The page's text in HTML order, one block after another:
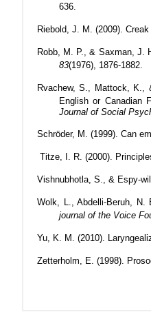
636.
Riebold, J. M. (2009).
Robb, M. P., & Saxman, J.
83(1976), 1876-1882.
Rvachew, S., Mattock, K.,
English or Canadian
Journal of Social
Schröder, M. (1999). Can
Titze, I. R. (2000).
Vishnubhotla, S., & Espy-
Wolk, L., Abdelli-Beruh,
journal of the Voice
Yu, K. M. (2010).
Zetterholm, E. (1998).